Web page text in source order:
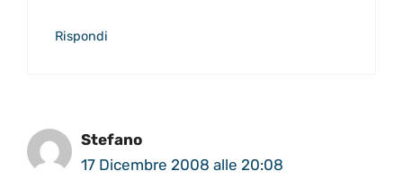
Rispondi
Stefano
17 Dicembre 2008 alle 20:08